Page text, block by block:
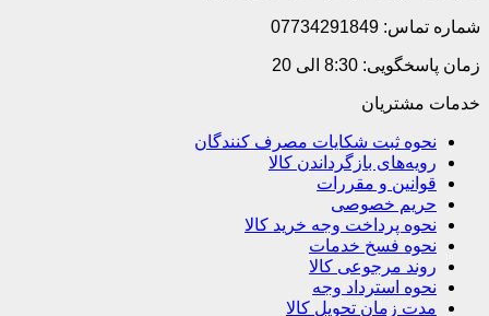
شماره تماس: 07734291849
زمان پاسخگویی: 8:30 الی 20
خدمات مشتریان
نحوه ثبت شکایات مصرف کنندگان
رویه‌های بازگرداندن کالا
قوانین و مقررات
حریم خصوصی
نحوه پرداخت وجه خرید کالا
نحوه فسخ خدمات
روند مرجوعی کالا
نحوه استرداد وجه
مدت زمان تحویل کالا